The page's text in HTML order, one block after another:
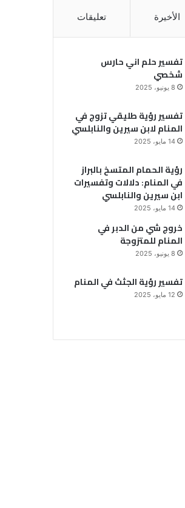
الأخيرة تعليقات
تفسير حلم اني حارس
شخصي
8 يونيو، 2025
تفسير رؤية طليقي تزوج في
المنام لابن سيرين والنابلسي
14 مايو، 2025
رؤية الحمام المتسخ بالبراز
في المنام: دلالات وتفسيرات
ابن سيرين والنابلسي
14 مايو، 2025
خروج شي من الدبر في
المنام للمتزوجة
8 يونيو، 2025
تفسير رؤية الجثث في المنام
12 مايو، 2025